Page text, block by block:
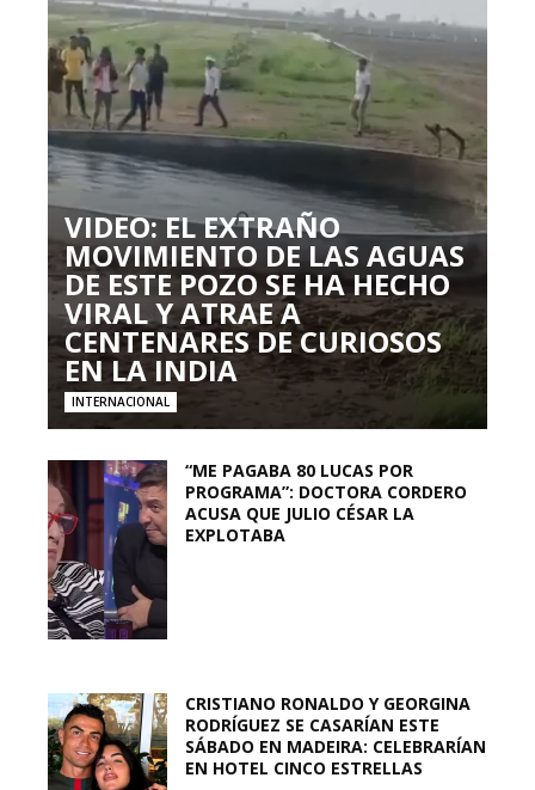
VIDEO: EL EXTRAÑO
MOVIMIENTO DE LAS AGUAS
DE ESTE POZO SE HA HECHO
VIRAL Y ATRAE A
CENTENARES DE CURIOSOS
EN LA INDIA
INTERNACIONAL
“ME PAGABA 80 LUCAS POR
PROGRAMA”: DOCTORA CORDERO
ACUSA QUE JULIO CÉSAR LA
EXPLOTABA
CRISTIANO RONALDO Y GEORGINA
RODRÍGUEZ SE CASARÍAN ESTE
SÁBADO EN MADEIRA: CELEBRARÍAN
EN HOTEL CINCO ESTRELLAS